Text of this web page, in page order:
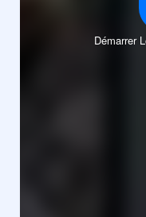
Démarrer